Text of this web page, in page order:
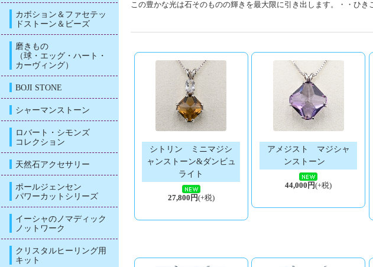
カボション＆ファセテッ
ドストーン＆ビーズ
磨きもの
（球・エッグ・ハート・
カーヴィング）
BOJI STONE
シャーマンストーン
ロバート・シモンズ
コレクション
天然石アクセサリー
ポールジェンセン
パワーカットシリーズ
イーシャのノマディック
ノットワーク
クリスタルヒーリング用
キット
この豊かな光は石そのものの輝きを最大限に引き出します。・・ひ
シトリン ミニマジシ
ャンストーン&ダンビュ
ライト
27,800円(+税)
アメジスト マジシャ
ンストーン
44,000円(+税)